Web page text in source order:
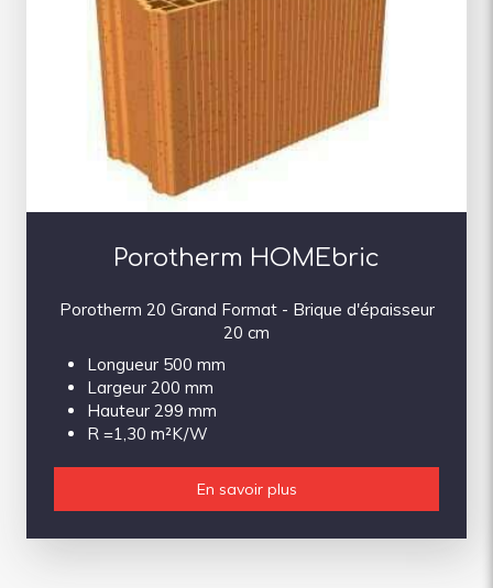
Porotherm HOMEbric
Porotherm 20 Grand Format - Brique d'épaisseur
20 cm
Longueur 500 mm
Largeur 200 mm
Hauteur 299 mm
R =1,30 m²K/W
En savoir plus